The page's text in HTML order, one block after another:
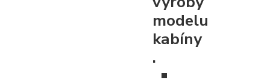
modelu
kabíny
.